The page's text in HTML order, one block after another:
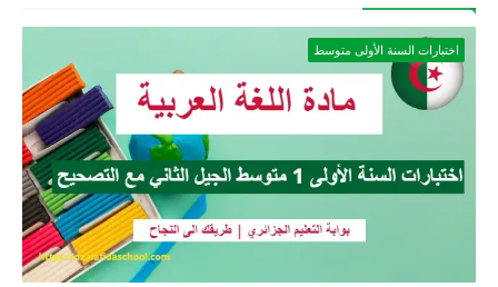
اختبارات السنة الأولى متوسط